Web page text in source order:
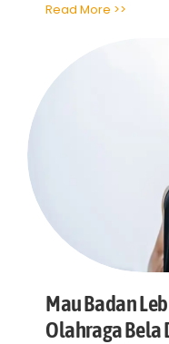
Read More >>
Mau Badan
Olahraga Bela